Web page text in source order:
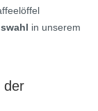
in unserem
der